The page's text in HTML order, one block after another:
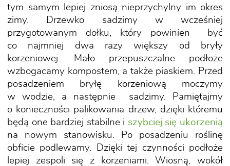
tym samym lepiej zniosą nieprzychylny im okres
zimy. Drzewko sadzimy w wcześniej
przygotowanym dołku, który powinien być
co najmniej dwa razy większy od bryły
korzeniowej. Mało przepuszczalne podłoże
wzbogacamy kompostem, a także piaskiem. Przed
posadzeniem bryłę korzeniową moczymy
w wodzie, a następnie sadzimy. Pamiętajmy
o konieczności palikowania drzew, dzięki któremu
będą one bardziej stabilne i szybciej się ukorzenią
na nowym stanowisku. Po posadzeniu roślinę
obficie podlewamy. Dzięki tej czynności podłoże
lepiej zespoli się z korzeniami. Wiosną, wokół